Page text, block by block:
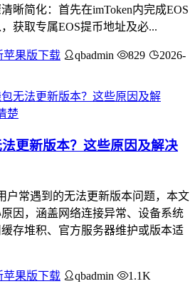
晰简化：首先在imToken内完成EOS
获取专属EOS提币地址及必...
苹果版下载 qbadmin 829
2026-
更新版本？这些原因及解决
户常遇到的无法更新版本问题，本文
因，涵盖网络连接异常、设备系统
存堆积、官方服务器维护或版本适
苹果版下载 qbadmin
1.1K